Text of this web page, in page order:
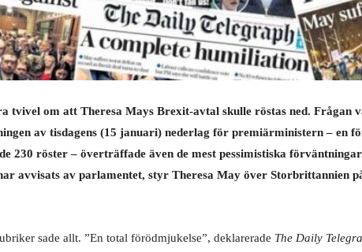
tvivel om att Theresa Mays Brexit-avtal skulle röstas ned. Frågan
av tisdagens (15 januari) nederlag för premiärministern – en
230 röster – överträffade även de mest pessimistiska
avvisats av parlamentet, styr Theresa May över Storbrittannien
sade allt. ”En total förödmjukelse”, deklarerade The Daily